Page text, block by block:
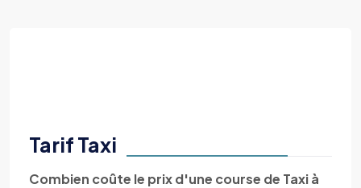
Tarif Taxi
Combien coûte le prix d'une course de Taxi à